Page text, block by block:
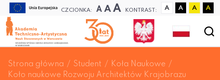
CZCIONKA: A A A KONTRAST: A A A A
Strona główna Student
Koła Naukowe
Koło naukowe Rozwoju Architektów Krajobrazu